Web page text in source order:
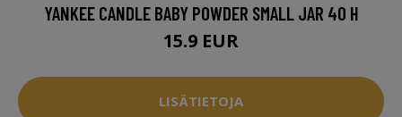
YANKEE CANDLE BABY POWDER SMALL JAR 40 H
15.9 EUR
LISÄTIETOJA